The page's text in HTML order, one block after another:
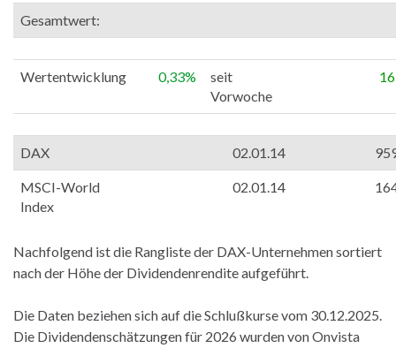
Gesamtwert:
Wertentwicklung 0,33%
seit
Vorwoche
DAX 02.01.14
MSCI-World
Index
02.01.14
Nachfolgend ist die Rangliste der DAX-Unternehmen sortiert
nach der Höhe der Dividendenrendite aufgeführt.
Die Daten beziehen sich auf die Schlußkurse vom 30.12.2025.
Die Dividendenschätzungen für 2026 wurden von Onvista